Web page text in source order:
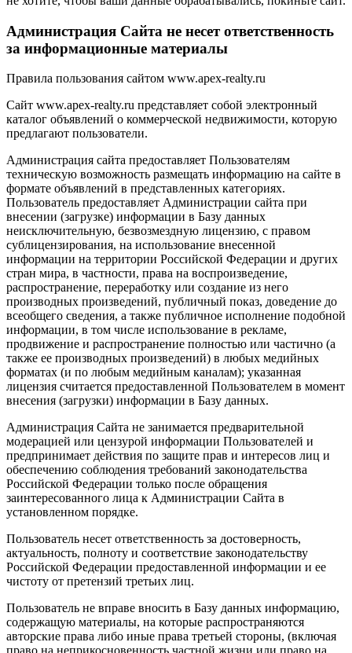
Администрация Сайта не несет ответственность
за информационные материалы
Правила пользования сайтом www.apex-realty.ru
Сайт www.apex-realty.ru представляет собой электронный
каталог объявлений о коммерческой недвижимости, которую
предлагают пользователи.
Администрация сайта предоставляет Пользователям
техническую возможность размещать информацию на сайте в
формате объявлений в представленных категориях.
Пользователь предоставляет Администрации сайта при
внесении (загрузке) информации в Базу данных
неисключительную, безвозмездную лицензию, с правом
сублицензирования, на использование внесенной
информации на территории Российской Федерации и других
стран мира, в частности, права на воспроизведение,
распространение, переработку или создание из него
производных произведений, публичный показ, доведение до
всеобщего сведения, а также публичное исполнение подобной
информации, в том числе использование в рекламе,
продвижение и распространение полностью или частично (а
также ее производных произведений) в любых медийных
форматах (и по любым медийным каналам); указанная
лицензия считается предоставленной Пользователем в момент
внесения (загрузки) информации в Базу данных.
Администрация Сайта не занимается предварительной
модерацией или цензурой информации Пользователей и
предпринимает действия по защите прав и интересов лиц и
обеспечению соблюдения требований законодательства
Российской Федерации только после обращения
заинтересованного лица к Администрации Сайта в
установленном порядке.
Пользователь несет ответственность за достоверность,
актуальность, полноту и соответствие законодательству
Российской Федерации предоставленной информации и ее
чистоту от претензий третьих лиц.
Пользователь не вправе вносить в Базу данных информацию,
содержащую материалы, на которые распространяются
авторские права либо иные права третьей стороны, (включая